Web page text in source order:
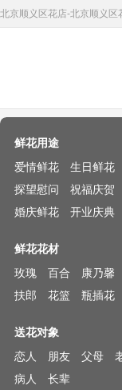
北京顺义区花店-北京顺义
鲜花用途
爱情鲜花
生日鲜花
探望慰问
祝福庆贺
婚庆鲜花
开业庆典
鲜花花材
玫瑰
百合 康乃馨
扶郎
花篮 瓶插花
送花对象
恋人
朋友 父母
病人
长辈